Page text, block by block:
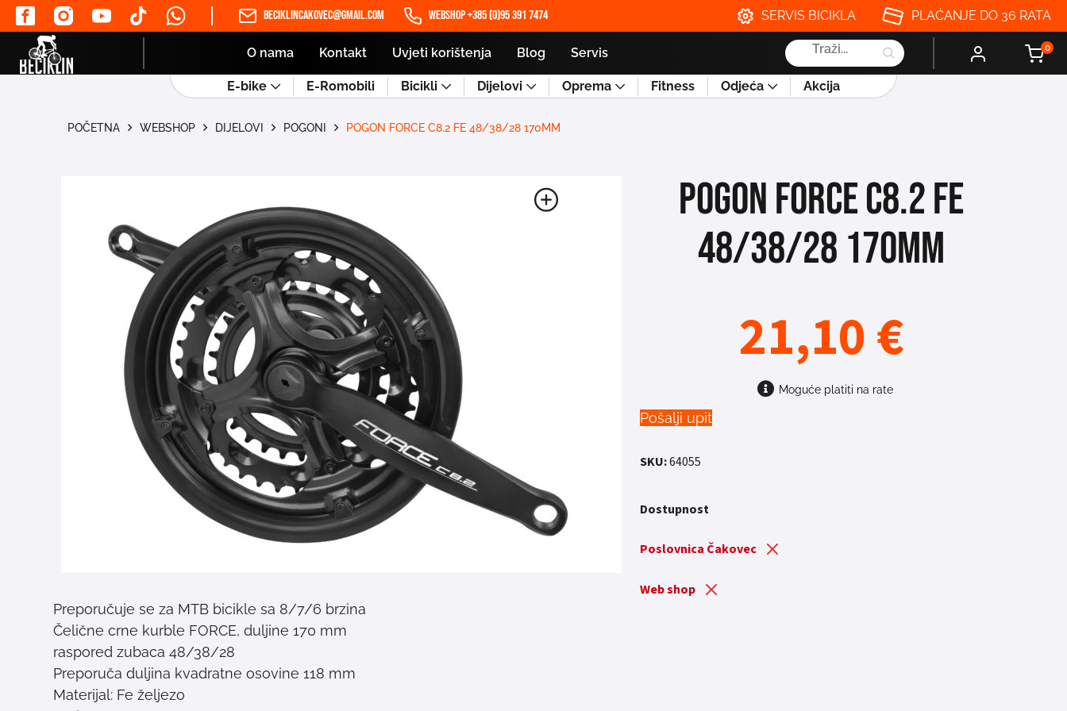
beciklincakovec@gmail.com WEBSHOP +385 (0)95 391 7474 SERVIS BICIKLA PLAĆANJE DO 36 RATA
O nama Kontakt Uvjeti korištenja Blog Servis
Products
search
0
E-bike E-Romobili Bicikli Dijelovi Oprema Fitness Odjeća Akcija
POČETNA WEBSHOP DIJELOVI POGONI POGON FORCE C8.2 FE 48/38/28 170MM
Preporučuje se za MTB bicikle sa 8/7/6 brzina
Čelične crne kurble FORCE, duljine 170 mm
48/38/28 raspored zubaca
Preporuča duljina kvadratne osovine 118 mm
Materijal: Fe željezo
POGON FORCE C8.2 FE
48/38/28 170MM
21,10€
Moguće platiti na rate
Pošalji upit
SKU:64055
Dostupnost
Poslovnica Čakovec
Web shop